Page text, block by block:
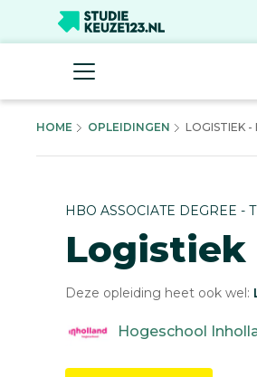
HOME OPLEIDINGEN LOGISTIEK -
HBO ASSOCIATE DEGREE -
Logistiek
Deze opleiding heet ook wel:
Hogeschool